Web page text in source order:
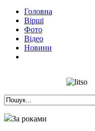
Головна
Вірші
Фото
Відео
Новини
За роками